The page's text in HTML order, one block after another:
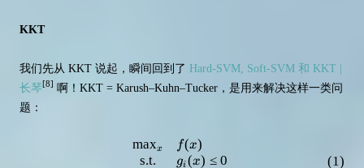
KKT
我们先从 KKT 说起，瞬间回到了 Hard-SVM, Soft-SVM 和 KKT |
长琴[8] 啊！KKT = Karush–Kuhn–Tucker，是用来解决这样一类问
题：
\begin{array}{cl} \max _x &
maxx
s.t.
f(x)
gi(x) ≤ 0 (1)